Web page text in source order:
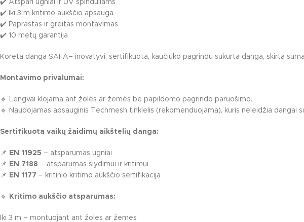
Karuselės
Žaidimų įrenginiai žmonėms su
✔️ Atspari ugniai ir UV spinduliams
✔️ Iki 3 m kritimo aukščio apsauga
✔️ Paprastas ir greitas montavimas
✔️ 10 metų garantija
Korėta danga SAFA– inovatyvi, sertifikuota, kaučiuko pagrindu sukurta danga, skirta
Montavimo privalumai:
🔹 Lengvai klojama ant žolės ar žemės be papildomo pagrindo paruošimo.
🔹 Naudojamas apsauginis Techmesh tinklelis (rekomenduojama), kuris neleidžia dangai
Sertifikuota vaikų žaidimų aikštelių danga:
📌 EN 11925 – atsparumas ugniai
📌 EN 7188 – atsparumas slydimui ir kritimui
📌 EN 1177 – kritinio kritimo aukščio sertifikacija
🔹 Kritimo aukščio atsparumas:
Iki 3 m – montuojant ant žolės ar žemės